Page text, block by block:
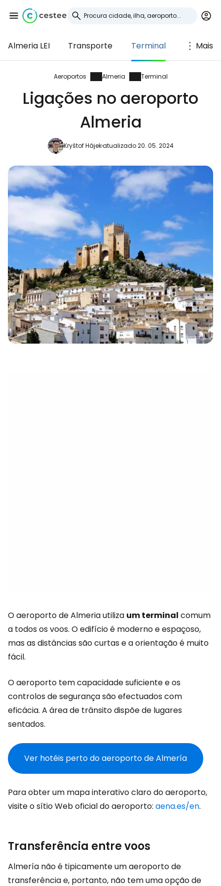
Almeria LEI Transporte Terminal Mais
Aeroportos Almeria Terminal
Ligações no aeroporto
Almeria
Kryštof Hájekatualizado 20. 05. 2024
O aeroporto de Almeria utiliza um terminal comum
a todos os voos. O edifício é moderno e espaçoso,
mas as distâncias são curtas e a orientação é muito
fácil.
O aeroporto tem capacidade suficiente e os
controlos de segurança são efectuados com
eficácia. A área de trânsito dispõe de lugares
sentados.
Ver hotéis perto do aeroporto de Almería
Para obter um mapa interativo claro do aeroporto,
visite o sítio Web oficial do aeroporto: aena.es/en.
Transferência entre voos
Almería não é tipicamente um aeroporto de
transferência e, portanto, não tem uma opção de
Iniciar sessão no
Cestee
... a comunidade mundial de viajantes
Continuar com o Facebook
Continuar com o correio
eletrónico